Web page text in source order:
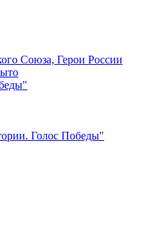
Союза, Герои России
Голос Победы"